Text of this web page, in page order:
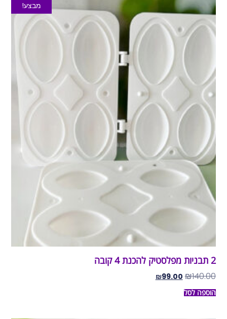
מבצע!
2 תבניות מפלסטיק להכנת 4 קובה
₪140.00
₪99.00
הוספה לסל